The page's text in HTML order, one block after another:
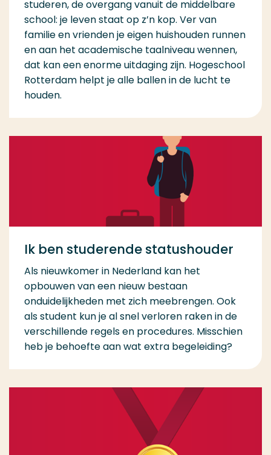
studeren, de overgang vanuit de middelbare
school: je leven staat op z’n kop. Ver van
familie en vrienden je eigen huishouden runnen
en aan het academische taalniveau wennen,
dat kan een enorme uitdaging zijn. Hogeschool
Rotterdam helpt je alle ballen in de lucht te
houden.
Ik ben studerende statushouder
Als nieuwkomer in Nederland kan het
opbouwen van een nieuw bestaan
onduidelijkheden met zich meebrengen. Ook
als student kun je al snel verloren raken in de
verschillende regels en procedures. Misschien
heb je behoefte aan wat extra begeleiding?